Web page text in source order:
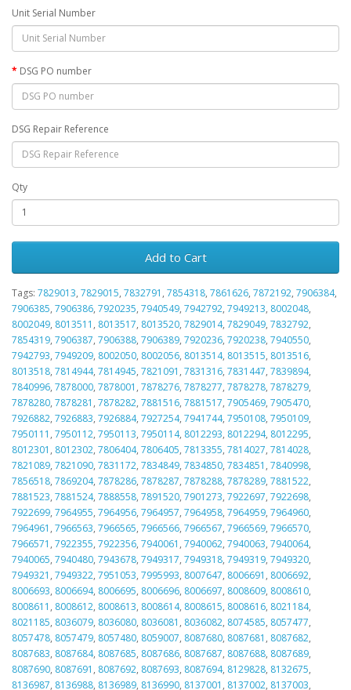
Unit Serial Number
DSG PO number
DSG Repair Reference
Qty
Add to Cart
Tags: 7829013, 7829015, 7832791 , 7854318, 7861626, 7872192, 7906384,
7906385, 7906386, 7920235, 7940549, 7942792, 7949213, 8002048,
8002049, 8013511 , 8013517, 8013520, 7829014, 7829049, 7832792,
7854319, 7906387, 7906388, 7906389, 7920236, 7920238, 7940550,
7942793, 7949209, 8002050, 8002056, 8013514, 8013515, 8013516,
8013518, 7814944, 7814945, 7821091 , 7831316, 7831447, 7839894,
7840996, 7878000, 7878001 , 7878276, 7878277, 7878278, 7878279,
7878280, 7878281 , 7878282, 7881516, 7881517, 7905469, 7905470,
7926882, 7926883, 7926884, 7927254, 7941744, 7950108, 7950109,
7950111 , 7950112, 7950113, 7950114, 8012293, 8012294, 8012295,
8012301 , 8012302, 7806404, 7806405, 7813355, 7814027, 7814028,
7821089, 7821090, 7831172, 7834849, 7834850, 7834851 , 7840998,
7856518, 7869204, 7878286, 7878287, 7878288, 7878289, 7881522,
7881523, 7881524, 7888558, 7891520, 7901273, 7922697, 7922698,
7922699, 7964955, 7964956, 7964957, 7964958, 7964959, 7964960,
7964961 , 7966563, 7966565, 7966566, 7966567, 7966569, 7966570,
7966571 , 7922355, 7922356, 7940061 , 7940062, 7940063, 7940064,
7940065, 7940480, 7943678, 7949317, 7949318, 7949319, 7949320,
7949321 , 7949322, 7951053, 7995993, 8007647, 8006691 , 8006692,
8006693, 8006694, 8006695, 8006696, 8006697, 8008609, 8008610,
8008611 , 8008612, 8008613, 8008614, 8008615, 8008616, 8021184,
8021185, 8036079, 8036080, 8036081 , 8036082, 8074585, 8057477,
8057478, 8057479, 8057480, 8059007, 8087680, 8087681 , 8087682,
8087683, 8087684, 8087685, 8087686, 8087687, 8087688, 8087689,
8087690, 8087691 , 8087692, 8087693, 8087694, 8129828, 8132675,
8136987, 8136988, 8136989, 8136990, 8137001 , 8137002, 8137003,